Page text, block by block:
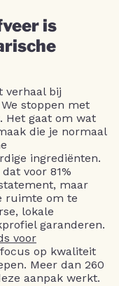
is
verhaal bij
We stoppen met
Het gaat om wat
die je normaal
ingrediënten.
voor 81%
maar
ruimte om te
lokale
garanderen.
voor
op kwaliteit
Meer dan 260
aanpak werkt.